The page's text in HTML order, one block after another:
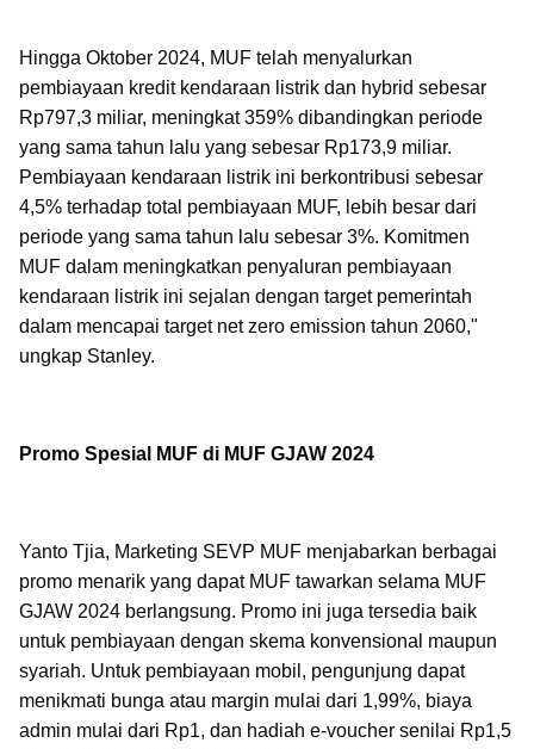
Hingga Oktober 2024, MUF telah menyalurkan
pembiayaan kredit kendaraan listrik dan hybrid sebesar
Rp797,3 miliar, meningkat 359% dibandingkan periode
yang sama tahun lalu yang sebesar Rp173,9 miliar.
Pembiayaan kendaraan listrik ini berkontribusi sebesar
4,5% terhadap total pembiayaan MUF, lebih besar dari
periode yang sama tahun lalu sebesar 3%. Komitmen
MUF dalam meningkatkan penyaluran pembiayaan
kendaraan listrik ini sejalan dengan target pemerintah
dalam mencapai target net zero emission tahun 2060,"
ungkap Stanley.
Promo Spesial MUF di MUF GJAW 2024
Yanto Tjia, Marketing SEVP MUF menjabarkan berbagai
promo menarik yang dapat MUF tawarkan selama MUF
GJAW 2024 berlangsung. Promo ini juga tersedia baik
untuk pembiayaan dengan skema konvensional maupun
syariah. Untuk pembiayaan mobil, pengunjung dapat
menikmati bunga atau margin mulai dari 1,99%, biaya
admin mulai dari Rp1, dan hadiah e-voucher senilai Rp1,5